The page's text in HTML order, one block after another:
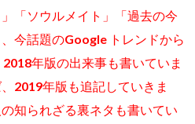
「ソウルメイト」「過去の今
、今話題のGoogle トレンドから
年版の出来事も書いていま
2019年版も追記していきま
知られざる裏ネタも書いてい